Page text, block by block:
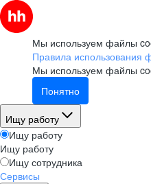
Мы используем файлы
Правила использования
Мы используем файлы
Понятно
Ищу работу
Ищу работу
Ищу работу
Ищу сотрудника
Сервисы